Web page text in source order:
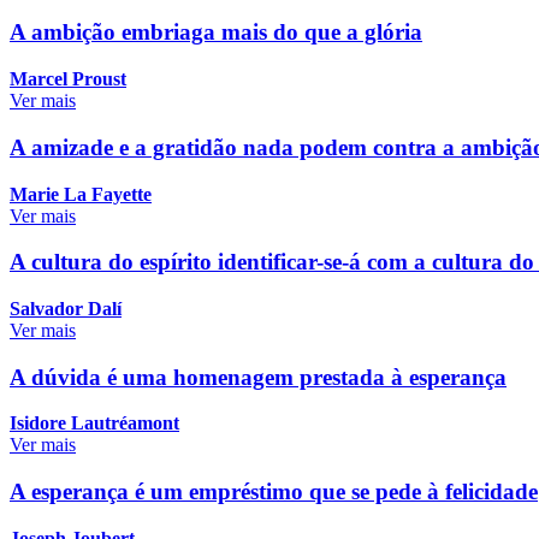
A ambição embriaga mais do que a glória
Marcel Proust
Ver mais
A amizade e a gratidão nada podem contra a
Marie La Fayette
Ver mais
A cultura do espírito identificar-se-á com a cultura do
Salvador Dalí
Ver mais
A dúvida é uma homenagem prestada à esperança
Isidore Lautréamont
Ver mais
A esperança é um empréstimo que se pede à felicidade